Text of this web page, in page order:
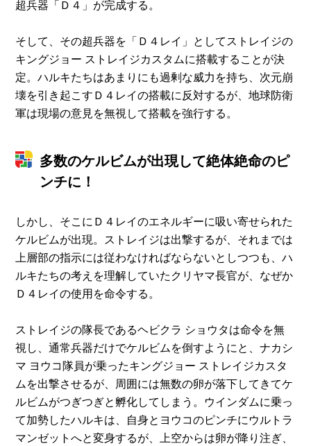
超兵器「Ｄ４」が完成する。
そして、その超兵器を「Ｄ４レイ」としてストレイジの
キングジョー ストレイジカスタムに搭載することが決
定。ハルキたちはあまりにも過剰な威力を持ち、次元崩
壊を引き起こすＤ４レイの搭載に反対するが、地球防衛
軍は現場の意見を無視して搭載を強行する。
多数のケルビムが出現して絶体絶命のピ
ンチに！
しかし、そこにＤ４レイのエネルギーに吸い寄せられた
ケルビムが出現。ストレイジは出撃するが、それまでは
上層部の指示には従わなければならないとしつつも、ハ
ルキたちの考えを理解していたクリヤマ長官が、なぜか
Ｄ４レイの使用を命令する。
ストレイジの隊長であるヘビクラ ショウタは命令を無
視し、通常兵器だけでケルビムを倒すようにと、ナカシ
マ ヨウコ隊員が乗ったキングジョー ストレイジカスタ
ムを出撃させるが、周囲には無数の卵が落下してきてケ
ルビムがつぎつぎと孵化してしまう。ウインダムに乗っ
て加勢したハルキは、自身とヨウコのピンチにウルトラ
マンゼットへと変身するが、上空からは卵が降り注ぎ、